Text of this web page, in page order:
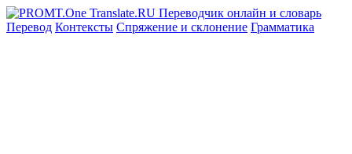
Перевод Контексты Спряжение и склонение Грамматика